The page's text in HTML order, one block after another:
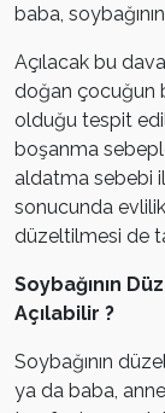
baba,
Açılacak bu
doğan çocuğun
olduğu tespit
boşanma
aldatma sebebi
sonucunda
düzeltilmesi de
Soybağının
Açılabilir ?
Soybağının
ya da baba,